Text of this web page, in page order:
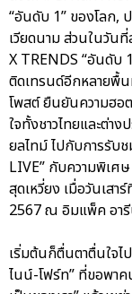
“อันดับ 1” ของโลก,
เวียดนาม ส่วนในวั
X TRENDS “อันดับ
ติดเทรนด์อีกหลายพื้
โพสต์ ยืนยันความฮอ
ใจทั้งชาวไทยและต่า
ยลไทม์ ไปกับการรั
LIVE” กับความพิเศ
สุดเหวี่ยง เมื่อวันเส
2567 ณ อิมแพ็ค อา
เริ่มต้นก็ตื่นตาตื่นใจไ
ไนน์-โฟร์ท” ที่ขอพา